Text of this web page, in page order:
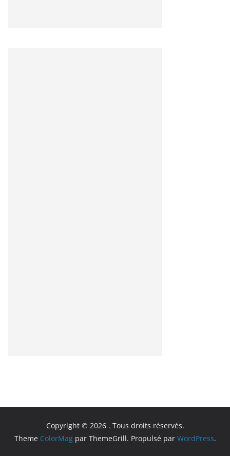
Copyright © 2026 . Tous droits réservés.
Theme ColorMagpar ThemeGrill. Propulsé par WordPress.